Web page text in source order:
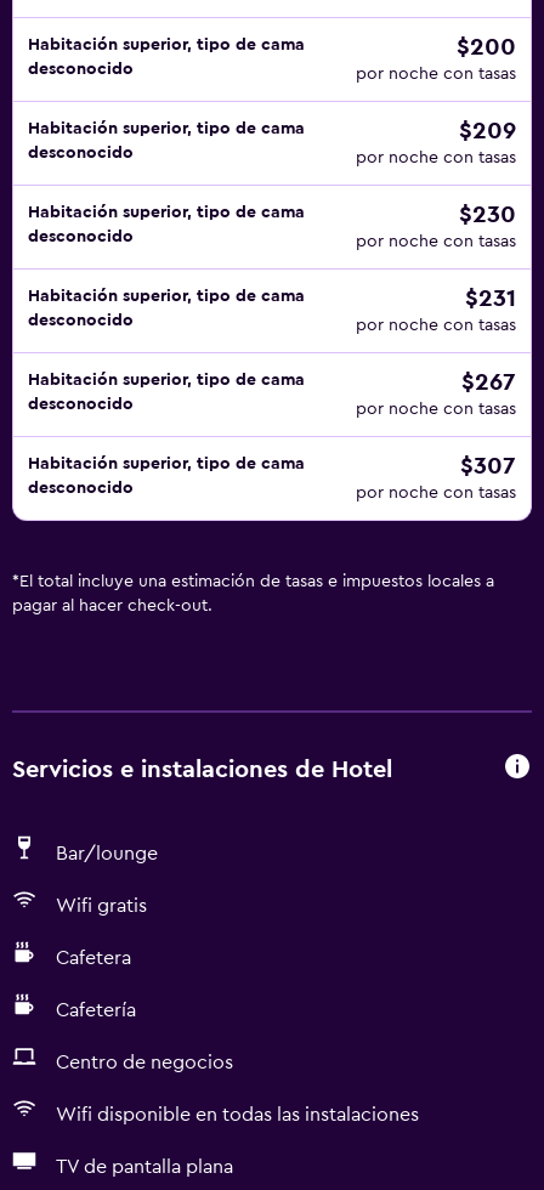
Habitación superior, tipo de cama
desconocido
$200
por noche con tasas
Habitación superior, tipo de cama
desconocido
$209
por noche con tasas
Habitación superior, tipo de cama
desconocido
$230
por noche con tasas
Habitación superior, tipo de cama
desconocido
$231
por noche con tasas
Habitación superior, tipo de cama
desconocido
$267
por noche con tasas
Habitación superior, tipo de cama
desconocido
$307
por noche con tasas
* El total incluye una estimación de tasas e impuestos locales a
pagar al hacer check-out.
Servicios e instalaciones de Hotel
Bar/lounge
Wifi gratis
Cafetera
Cafetería
Centro de negocios
Wifi disponible en todas las instalaciones
TV de pantalla plana